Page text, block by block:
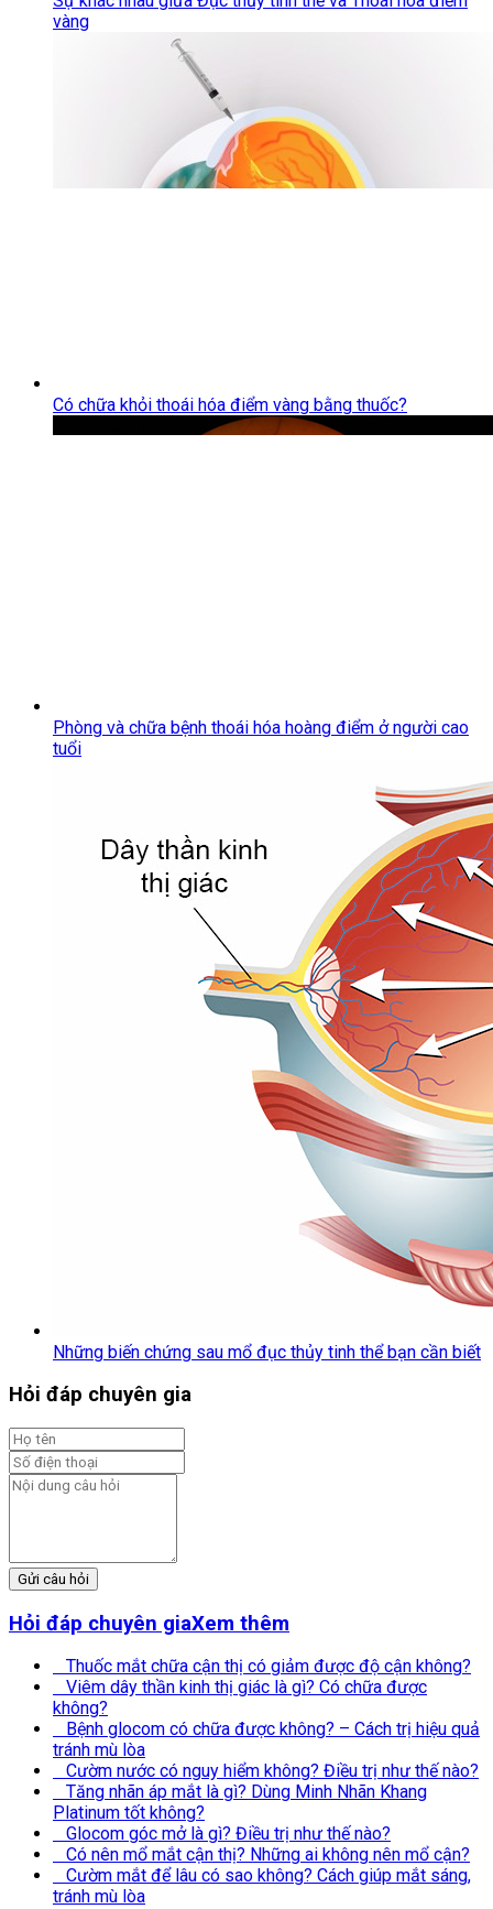
vàng
Có chữa khỏi thoái hóa điểm vàng bằng thuốc?
Phòng và chữa bệnh thoái hóa hoàng điểm ở người cao
tuổi
Những biến chứng sau mổ đục thủy tinh thể bạn cần biết
Hỏi đáp chuyên gia
Gửi câu hỏi
Hỏi đáp chuyên giaXem thêm
Thuốc mắt chữa cận thị có giảm được độ cận không?
Viêm dây thần kinh thị giác là gì? Có chữa được
không?
Bệnh glocom có chữa được không? – Cách trị hiệu quả
tránh mù lòa
Cườm nước có nguy hiểm không? Điều trị như thế nào?
Tăng nhãn áp mắt là gì? Dùng Minh Nhãn Khang
Platinum tốt không?
Glocom góc mở là gì? Điều trị như thế nào?
Có nên mổ mắt cận thị? Những ai không nên mổ cận?
Cườm mắt để lâu có sao không? Cách giúp mắt sáng,
tránh mù lòa